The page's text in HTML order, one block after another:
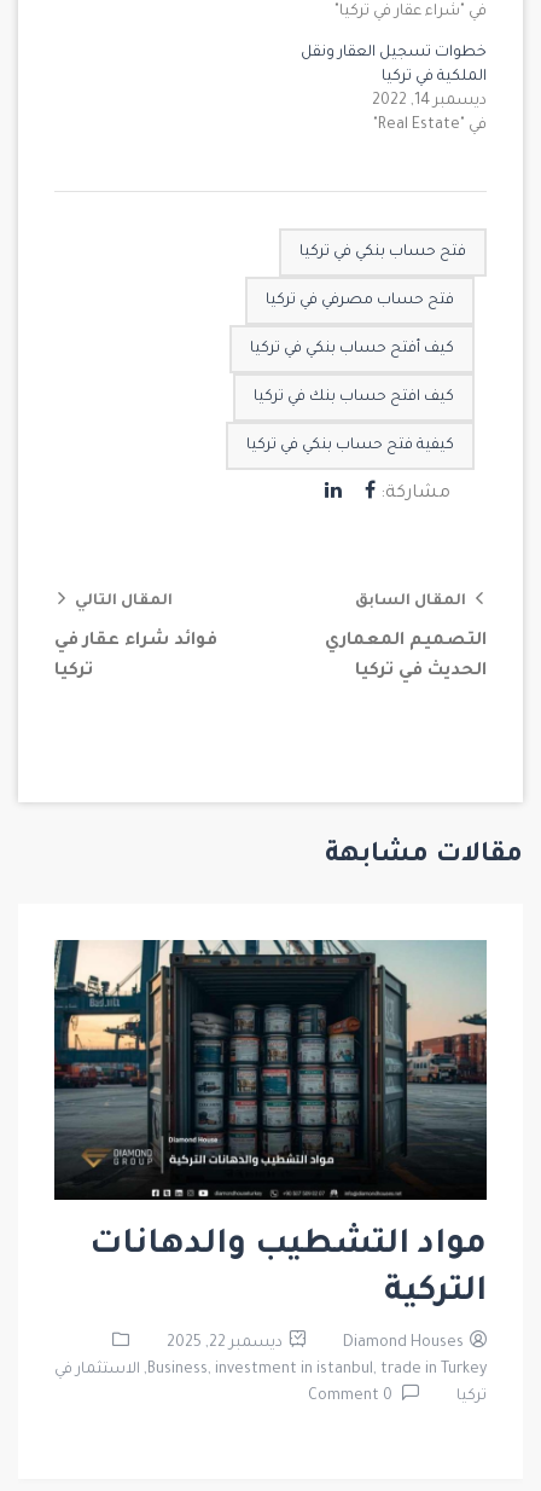
في "شراء عقار في تركيا"
خطوات تسجيل العقار ونقل
الملكية في تركيا
ديسمبر 14, 2022
في "Real Estate"
فتح حساب بنكي في تركيا
فتح حساب مصرفي في تركيا
كيف أفتح حساب بنكي في تركيا
كيف افتح حساب بنك في تركيا
كيفية فتح حساب بنكي في تركيا
مشاركة:
المقال السابق
التصميم المعماري
الحديث في تركيا
المقال التالي
فوائد شراء عقار في
تركيا
مقالات مشابهة
مواد التشطيب والدهانات
التركية
Diamond Houses
ديسمبر 22, 2025
Business, investment in istanbul, trade in Turkey,
الاستثمار في
تركيا